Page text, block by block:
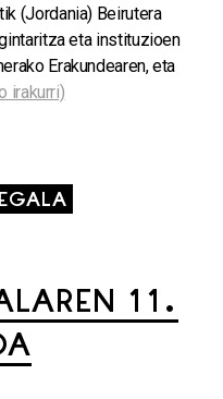
(Jordania) Beirutera
eta instituzioen
Erakundearen, eta
irakurri)
11.